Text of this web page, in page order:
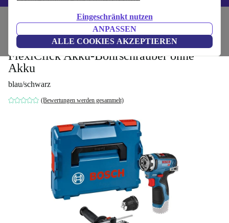
Eingeschränkt nutzen
ANPASSEN
ALLE COOKIES AKZEPTIEREN
Elektrowerkzeuge
Bosch Professional GSR 12V-35 FC
FlexiClick Akku-Bohrschrauber ohne
Akku
blau/schwarz
(Bewertungen werden gesammelt)